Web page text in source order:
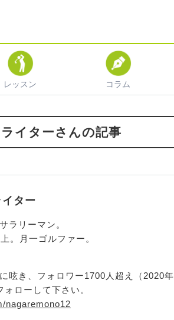
レッスン コラム
イターさんの記事
ター
ラリーマン。
。月一ゴルファー。
呟き、フォロワー1700人超え（2020年
ローして下さい。
nagaremono12